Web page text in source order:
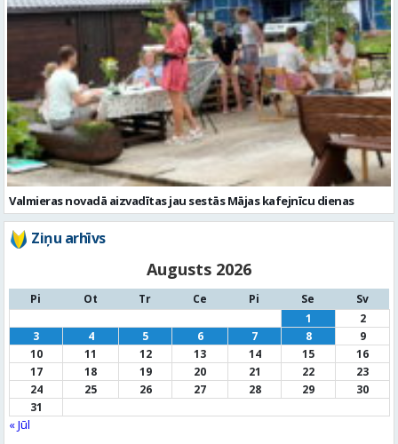
Valmieras novadā aizvadītas jau sestās Mājas kafejnīcu dienas
Ziņu arhīvs
Augusts 2026
Pi Ot Tr Ce Pi Se
Sv
1
2
3
4 5 6 7 8
9
10
11 12 13 14 15
16
17
18 19 20 21 22
23
24
25 26 27 28 29
30
31
« Jūl